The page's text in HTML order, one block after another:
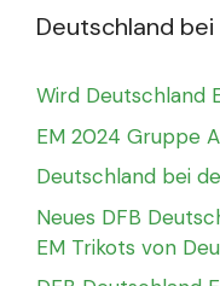
Deutschland
Wird Deutschland
EM 2024 Gruppe
Deutschland bei
Neues DFB
EM Trikots von